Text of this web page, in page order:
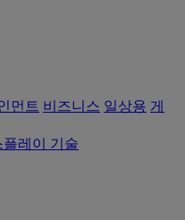
먼트 비즈니스 일상용 게
플레이 기술